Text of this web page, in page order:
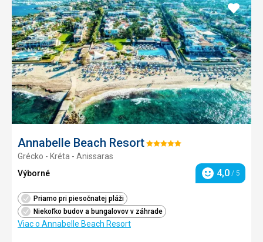
Annabelle Beach ResortHodnotenie:
Grécko - Kréta - Anissaras
Výborné
Hodnotenie
4,0 / 5
Priamo pri piesočnatej pláži
Niekoľko budov a bungalovov v záhrade
Viac o Annabelle Beach Resort
Pridať
do